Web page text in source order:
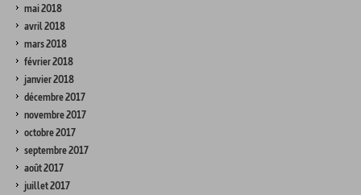
mai 2018
avril 2018
mars 2018
février 2018
janvier 2018
décembre 2017
novembre 2017
octobre 2017
septembre 2017
août 2017
juillet 2017